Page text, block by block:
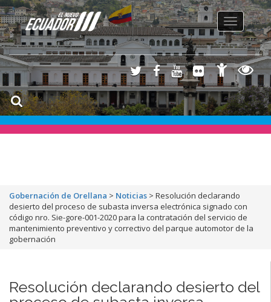
Toggle
navigation
Gobernación de Orellana > Noticias > Resolución declarando
desierto del proceso de subasta inversa electrónica signado con
código nro. Sie-gore-001-2020 para la contratación del servicio de
mantenimiento preventivo y correctivo del parque automotor de la
gobernación
Resolución declarando desierto del